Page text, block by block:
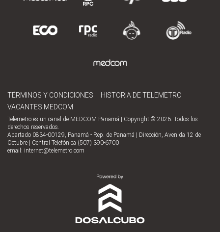
TÉRMINOS Y CONDICIONES
HISTORIA DE TELEMETRO
VACANTES MEDCOM
Telemetro es un canal de MEDCOM Panamá | Copyright © 2026. Todos los
derechos reservados.
Apartado 0834-00129, Panamá - Rep. de Panamá | Dirección, Avenida 12 de
Octubre | Central Telefónica (507) 390-6700
email: internet@telemetro.com